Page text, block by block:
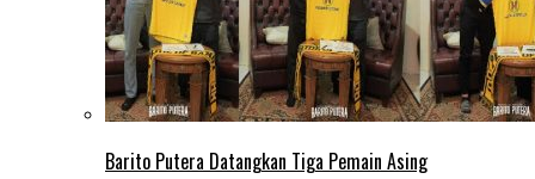
Barito Putera Datangkan Tiga Pemain Asing